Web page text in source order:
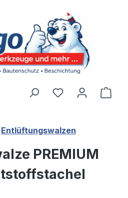
Du hast 0
Entlüftungswalzen
PREMIUM